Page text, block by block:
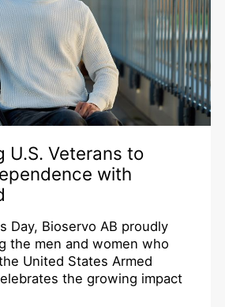
U.S. Veterans to
with
Day, Bioservo AB proudly
the men and women who
United States Armed
the growing impact